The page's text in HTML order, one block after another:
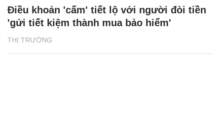
THỊ TRƯỜNG
Điều khoản 'cấm' tiết lộ với người đòi tiền
'gửi tiết kiệm thành mua bảo hiểm'